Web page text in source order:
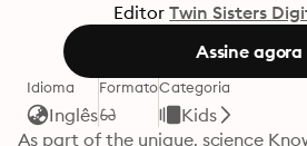
Editor Twin Sisters
Assine agora
Idioma
Inglês
FormatoCategoria
Kids
As part of the unique, science